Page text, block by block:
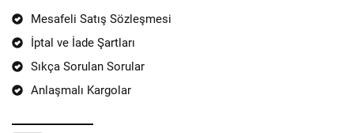
Mesafeli Satış Sözleşmesi
İptal ve İade Şartları
Sıkça Sorulan Sorular
Anlaşmalı Kargolar